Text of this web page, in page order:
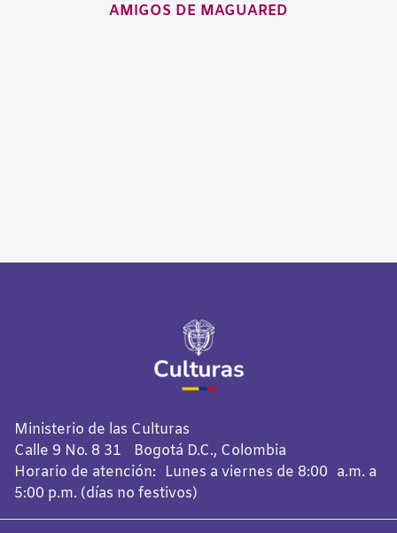
AMIGOS DE MAGUARED
Ministerio de las Culturas
Calle 9 No. 8 31 Bogotá D.C., Colombia
Horario de atención: Lunes a viernes de 8:00 a.m. a
5:00 p.m. (días no festivos)